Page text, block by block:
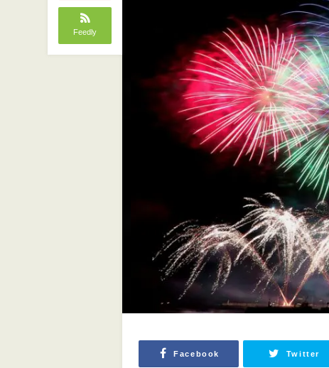
Feedly
Facebook Twitter